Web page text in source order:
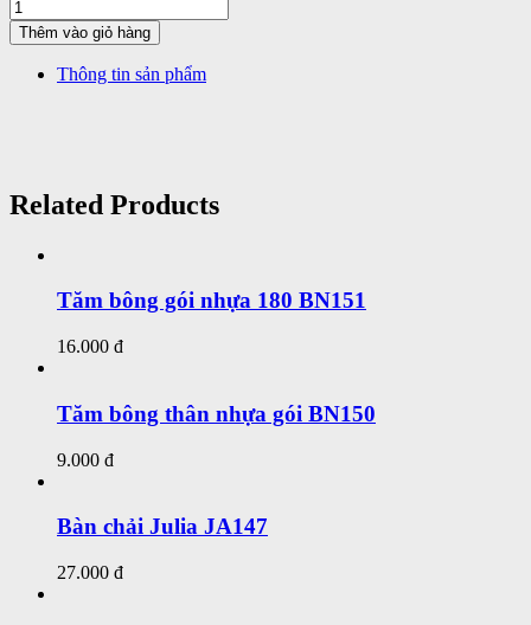
Thêm vào giỏ hàng
Thông tin sản phẩm
Related Products
Tăm bông gói nhựa 180 BN151
16.000 đ
Tăm bông thân nhựa gói BN150
9.000 đ
Bàn chải Julia JA147
27.000 đ